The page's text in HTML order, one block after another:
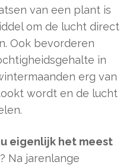
van een plant is
om de lucht direct
Ook bevorderen
in
erg van
wordt en de lucht
eigenlijk het meest
? Na jarenlange